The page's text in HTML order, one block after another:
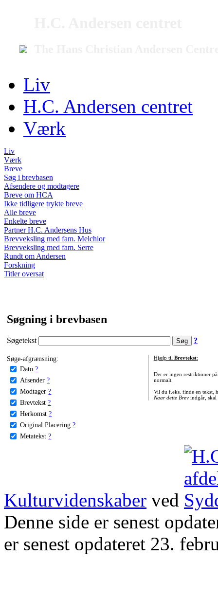
Liv
H.C. Andersen centret
Værk
Liv
Værk
Breve
Søg i brevbasen
Afsendere og modtagere
Breve om HCA
Ikke tidligere trykte breve
Alle breve
Enkelte breve
Partner H.C. Andersens Hus
Brevveksling med fam. Melchior
Brevveksling med fam. Serre
Rundt om Andersen
Forskning
Titler oversat
Søgning i brevbasen
Søgetekst ?
Søge-afgrænsning:
Dato ?
Afsender ?
Modtager ?
Brevtekst ?
Herkomst ?
Original Placering ?
Metatekst ?
Hjælp til Brevtekst:
Der er ingen restriktioner
normalt.
Vil du f.eks. finde en tekst,
Naar dette Brevindgår, skal
Kulturvidenskaber ved
Denne side er senest
er senest opdateret 23.